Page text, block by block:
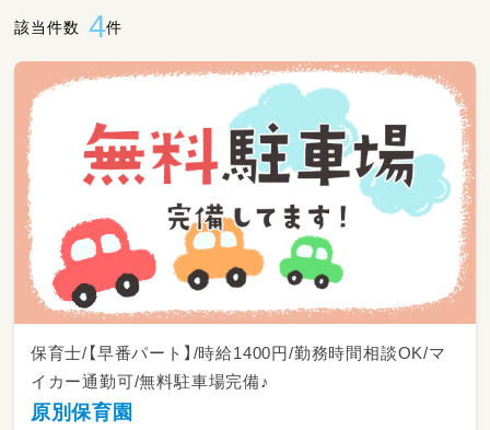
該当件数 4件
保育士/【早番パート】/時給1400円/勤務時間相談OK/マ
イカー通勤可/無料駐車場完備♪
原別保育園